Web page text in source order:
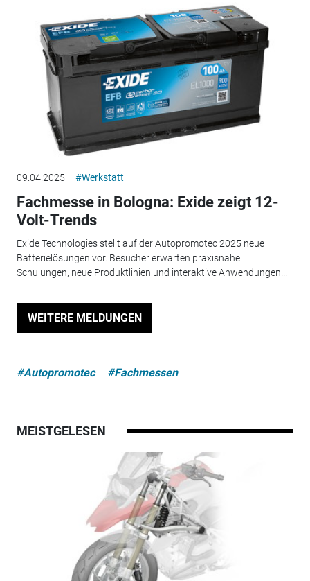
09.04.2025 #Werkstatt
Fachmesse in Bologna: Exide zeigt 12-
Volt-Trends
Exide Technologies stellt auf der Autopromotec 2025 neue
Batterielösungen vor. Besucher erwarten praxisnahe
Schulungen, neue Produktlinien und interaktive Anwendungen...
WEITERE MELDUNGEN
#Autopromotec #Fachmessen
MEISTGELESEN